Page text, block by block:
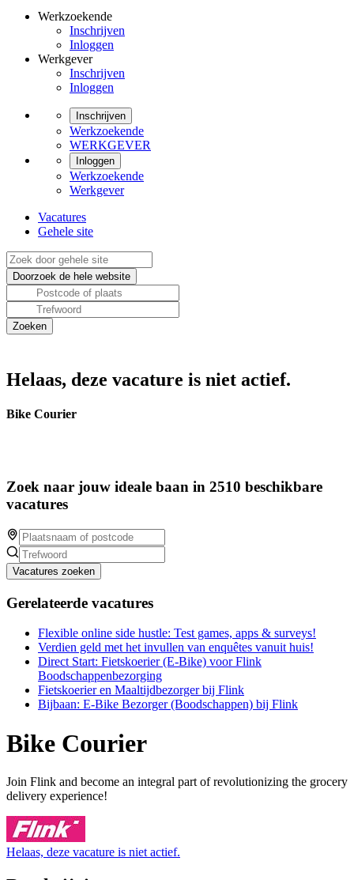
Werkzoekende
Inschrijven
Inloggen
Werkgever
Inschrijven
Inloggen
Inschrijven
Werkzoekende
WERKGEVER
Inloggen
Werkzoekende
Werkgever
Vacatures
Gehele site
Helaas, deze vacature is niet actief.
Bike Courier
Zoek naar jouw ideale baan in 2510 beschikbare
vacatures
Vacatures zoeken
Gerelateerde vacatures
Flexible online side hustle: Test games, apps & surveys!
Verdien geld met het invullen van enquêtes vanuit huis!
Direct Start: Fietskoerier (E-Bike) voor Flink
Boodschappenbezorging
Fietskoerier en Maaltijdbezorger bij Flink
Bijbaan: E-Bike Bezorger (Boodschappen) bij Flink
Bike Courier
Join Flink and become an integral part of revolutionizing the grocery
delivery experience!
Helaas, deze vacature is niet actief.